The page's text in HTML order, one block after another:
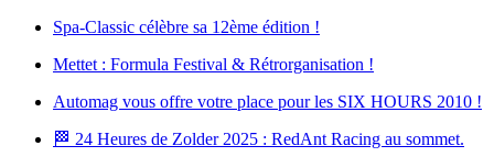
Spa-Classic célèbre sa 12ème édition !
Mettet : Formula Festival & Rétrorganisation !
Automag vous offre votre place pour les SIX HOURS 2010 !
🏁 24 Heures de Zolder 2025 : RedAnt Racing au sommet.